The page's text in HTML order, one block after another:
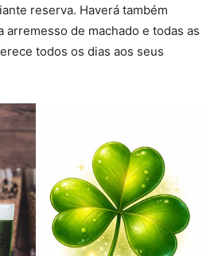
reserva. Haverá também
arremesso de machado e todas as
todos os dias aos seus